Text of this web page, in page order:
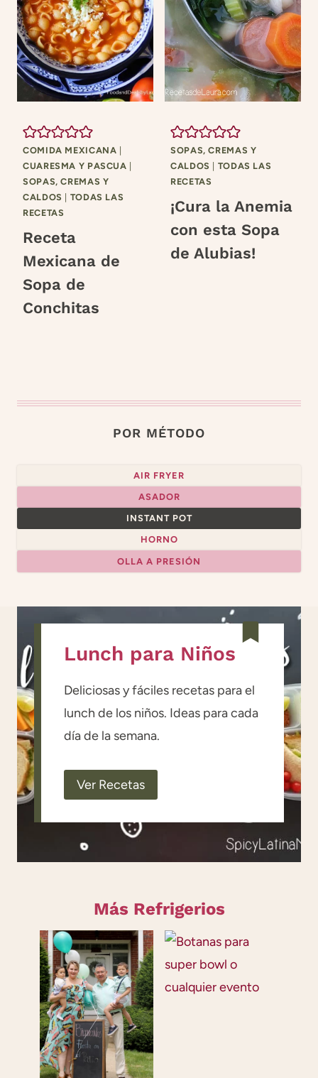
COMIDA MEXICANA
CUARESMA Y PASCUA
SOPAS, CREMAS Y
CALDOS
TODAS LAS
RECETAS
Receta
Mexicana de
Sopa de
Conchitas
SOPAS, CREMAS Y
CALDOS
TODAS LAS
RECETAS
¡Cura la Anemia
con esta Sopa
de Alubias!
POR MÉTODO
AIR FRYER
ASADOR
INSTANT POT
HORNO
OLLA A PRESIÓN
Lunch para Niños
Deliciosas y fáciles recetas para el
lunch de los niños. Ideas para cada
día de la semana.
Ver Recetas
Más Refrigerios